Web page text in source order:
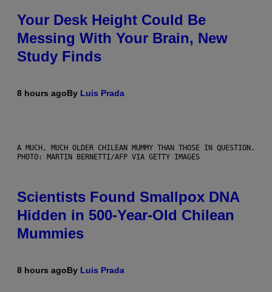
Your Desk Height Could Be
Messing With Your Brain, New
Study Finds
8 hours agoBy Luis Prada
A MUCH, MUCH OLDER CHILEAN MUMMY THAN THOSE IN QUESTION.
PHOTO: MARTIN BERNETTI/AFP VIA GETTY IMAGES
Scientists Found Smallpox DNA
Hidden in 500-Year-Old Chilean
Mummies
8 hours agoBy Luis Prada